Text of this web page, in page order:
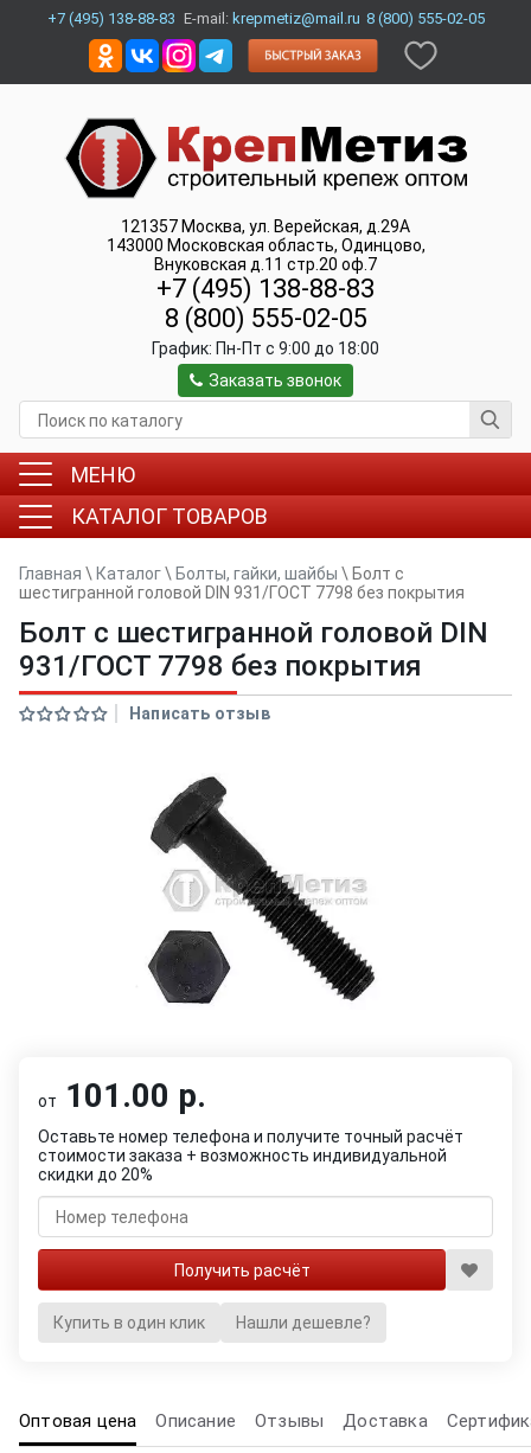
+7 (495) 138-88-83 E-mail: krepmetiz@mail.ru 8 (800) 555-02-05
121357 Москва, ул. Верейская, д.29А
143000 Московская область, Одинцово,
Внуковская д.11 стр.20 оф.7
+7 (495) 138-88-83
8 (800) 555-02-05
График: Пн-Пт c 9:00 до 18:00
Заказать звонок
МЕНЮ
КАТАЛОГ ТОВАРОВ
Главная \ Каталог\ Болты, гайки, шайбы \ Болт с
шестигранной головой DIN 931/ГОСТ 7798 без покрытия
Болт с шестигранной головой DIN
931/ГОСТ 7798 без покрытия
Написать отзыв
от 101.00 р.
Оставьте номер телефона и получите точный расчёт
стоимости заказа + возможность индивидуальной
скидки до 20%
Купить в один клик Нашли дешевле?
Оптовая цена Описание Отзывы Доставка